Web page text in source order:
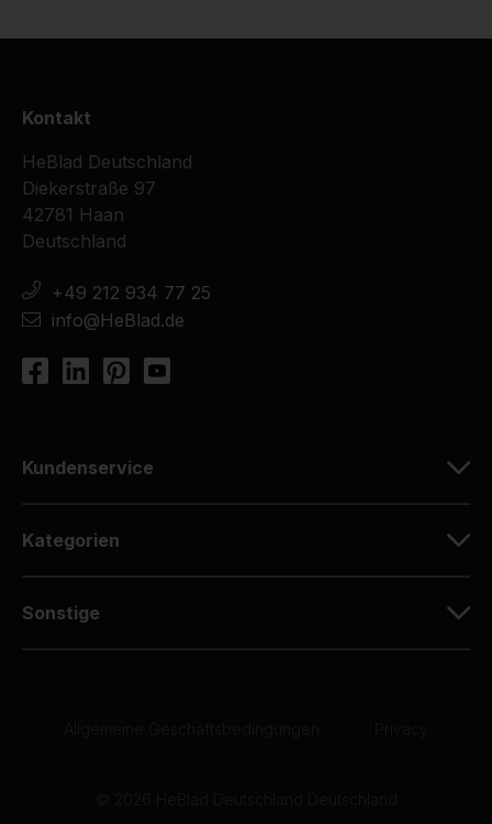
Kontakt
HeBlad Deutschland
Diekerstraße 97
42781 Haan
Deutschland
+49 212 934 77 25
info@HeBlad.de
Kundenservice
Kategorien
Sonstige